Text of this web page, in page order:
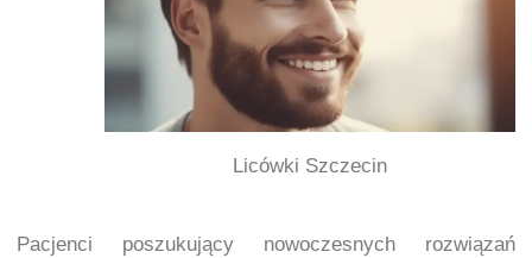
Licówki Szczecin
Pacjenci poszukujący nowoczesnych rozwiązań